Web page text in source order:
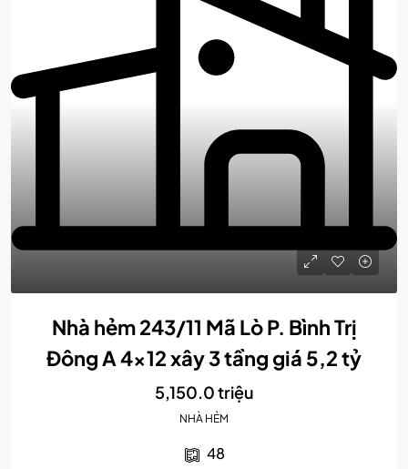
Nhà hẻm 243/11 Mã Lò P. Bình Trị
Đông A 4×12 xây 3 tầng giá 5,2 tỷ
5,150.0 triệu
NHÀ HẺM
48